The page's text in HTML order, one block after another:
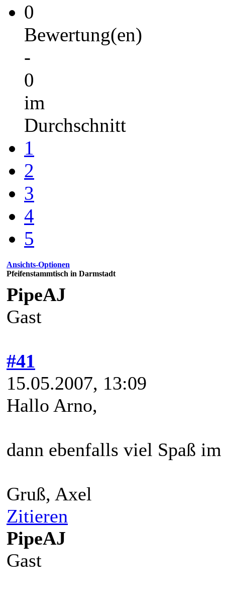
0
Bewertung(en)
-
0
im
Durchschnitt
1
2
3
4
5
Ansichts-Optionen
Pfeifenstammtisch in Darmstadt
PipeAJ
Gast
#41
15.05.2007, 13:09
Hallo Arno,
dann ebenfalls viel Spaß
Gruß, Axel
Zitieren
PipeAJ
Gast